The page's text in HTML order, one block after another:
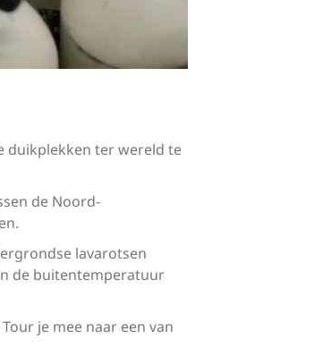
duikplekken ter wereld te
de Noord-
lavarotsen
de buitentemperatuur
je mee naar een van